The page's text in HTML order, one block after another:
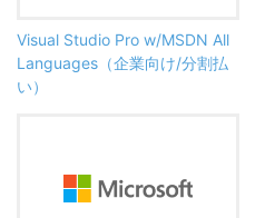
Visual Studio Pro w/MSDN All
Languages（企業向け/分割払
い）